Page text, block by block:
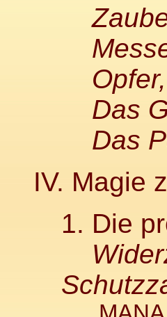
Opfer,
Das
Das
IV. Magie
1. Die